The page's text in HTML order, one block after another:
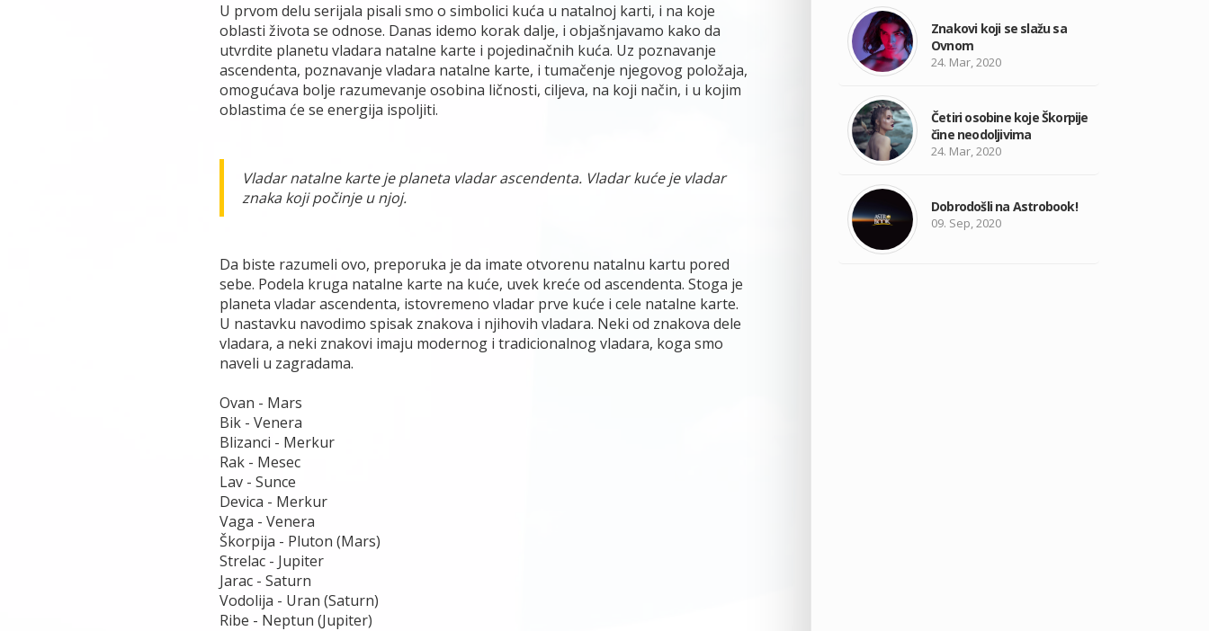
U prvom delu serijala pisali smo o simbolici kuća u natalnoj karti, i na koje
oblasti života se odnose. Danas idemo korak dalje, i objašnjavamo kako da
utvrdite planetu vladara natalne karte i pojedinačnih kuća. Uz poznavanje
ascendenta, poznavanje vladara natalne karte, i tumačenje njegovog položaja,
omogućava bolje razumevanje osobina ličnosti, ciljeva, na koji način, i u kojim
oblastima će se energija ispoljiti.
Vladar natalne karte je planeta vladar ascendenta. Vladar kuće je vladar
znaka koji počinje u njoj.
Da biste razumeli ovo, preporuka je da imate otvorenu natalnu kartu pored
sebe. Podela kruga natalne karte na kuće, uvek kreće od ascendenta. Stoga je
planeta vladar ascendenta, istovremeno vladar prve kuće i cele natalne karte.
U nastavku navodimo spisak znakova i njihovih vladara. Neki od znakova dele
vladara, a neki znakovi imaju modernog i tradicionalnog vladara, koga smo
naveli u zagradama.
Ovan - Mars
Bik - Venera
Blizanci - Merkur
Rak - Mesec
Lav - Sunce
Devica - Merkur
Vaga - Venera
Škorpija - Pluton (Mars)
Strelac - Jupiter
Jarac - Saturn
Vodolija - Uran (Saturn)
Ribe - Neptun (Jupiter)
Znakovi koji se slažu sa
Ovnom
24. Mar, 2020
Četiri osobine koje Škorpije
čine neodoljivima
24. Mar, 2020
Dobrodošli na Astrobook!
09. Sep, 2020